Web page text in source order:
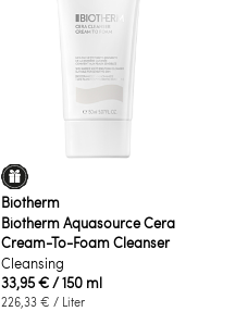
Biotherm
Biotherm Aquasource Cera
Cream-To-Foam Cleanser
Cleansing
33,95 €/ 150 ml
226,33 € / Liter